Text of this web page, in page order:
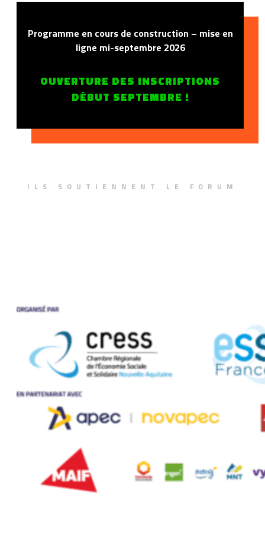
Programme en cours de construction – mise en
ligne mi-septembre 2026
OUVERTURE DES INSCRIPTIONS
DÉBUT SEPTEMBRE !
ILS SOUTIENNENT LE FORUM